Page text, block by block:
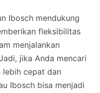
Ibosch mendukung
fleksibilitas
menjalankan
jika Anda mencari
lebih cepat dan
Ibosch bisa menjadi